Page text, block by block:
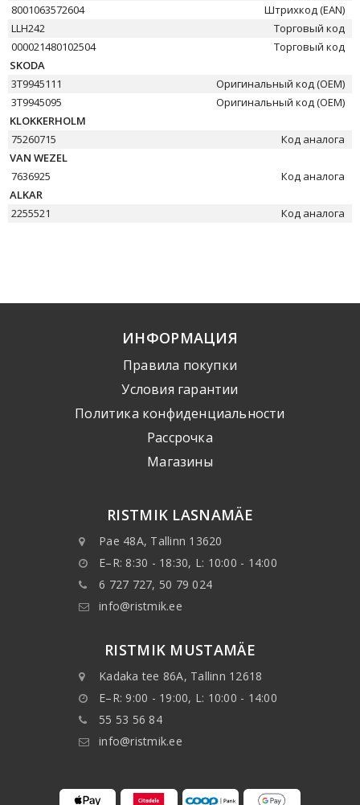
8001063572604
Штрихкод (EAN)
LLH242
Торговый код
000021480102504
Торговый код
SKODA
3T9945111
Оригинальный код (OEM)
3T9945095
Оригинальный код (OEM)
KLOKKERHOLM
75260715
Код аналога
VAN WEZEL
7636925
Код аналога
ALKAR
2255521
Код аналога
ИНФОРМАЦИЯ
Правила покупки
Условия гарантии
Политика конфиденциальности
Рассрочка
Mагазины
RISTMIK LASNAMÄE
Pae 48A, Tallinn 13620
E–R: 8:30 - 18:30, L: 10:00 - 14:00
6 727 727, 50 79 024
info@ristmik.ee
RISTMIK MUSTAMÄE
Kadaka tee 86A, Tallinn 12618
E–R: 9:00 - 19:00, L: 10:00 - 14:00
55 53 56 84
info@ristmik.ee